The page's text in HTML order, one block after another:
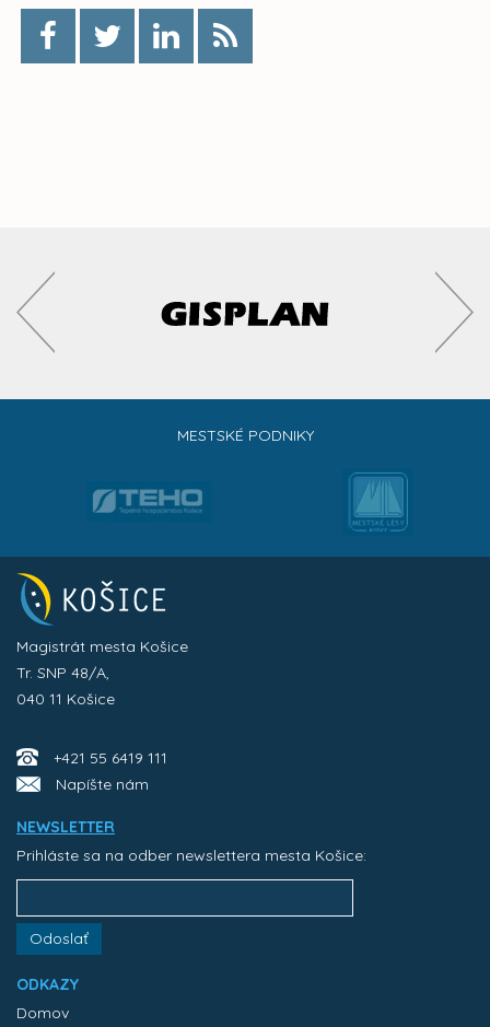
MESTSKÉ PODNIKY
Magistrát mesta Košice
Tr. SNP 48/A,
040 11 Košice
+421 55 6419 111
Napíšte nám
NEWSLETTER
Prihláste sa na odber newslettera mesta Košice:
Odoslať
ODKAZY
Domov